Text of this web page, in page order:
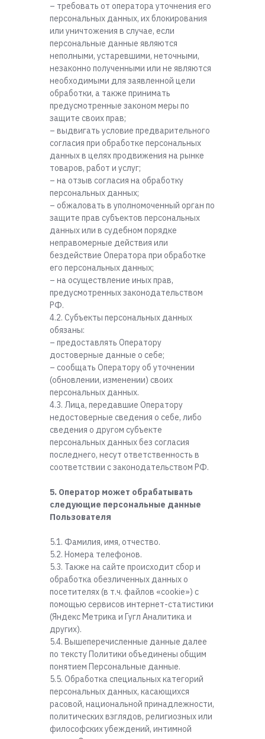
– требовать от оператора уточнения его
персональных данных, их блокирования
или уничтожения в случае, если
персональные данные являются
неполными, устаревшими, неточными,
незаконно полученными или не являются
необходимыми для заявленной цели
обработки, а также принимать
предусмотренные законом меры по
защите своих прав;
– выдвигать условие предварительного
согласия при обработке персональных
данных в целях продвижения на рынке
товаров, работ и услуг;
– на отзыв согласия на обработку
персональных данных;
– обжаловать в уполномоченный орган по
защите прав субъектов персональных
данных или в судебном порядке
неправомерные действия или
бездействие Оператора при обработке
его персональных данных;
– на осуществление иных прав,
предусмотренных законодательством
РФ.
4.2. Субъекты персональных данных
обязаны:
– предоставлять Оператору
достоверные данные о себе;
– сообщать Оператору об уточнении
(обновлении, изменении) своих
персональных данных.
4.3. Лица, передавшие Оператору
недостоверные сведения о себе, либо
сведения о другом субъекте
персональных данных без согласия
последнего, несут ответственность в
соответствии с законодательством РФ.
5. Оператор может обрабатывать
следующие персональные данные
Пользователя
5.1. Фамилия, имя, отчество.
5.2. Номера телефонов.
5.3. Также на сайте происходит сбор и
обработка обезличенных данных о
посетителях (в т.ч. файлов «cookie») с
помощью сервисов интернет-статистики
(Яндекс Метрика и Гугл Аналитика и
других).
5.4. Вышеперечисленные данные далее
по тексту Политики объединены общим
понятием Персональные данные.
5.5. Обработка специальных категорий
персональных данных, касающихся
расовой, национальной принадлежности,
политических взглядов, религиозных или
философских убеждений, интимной